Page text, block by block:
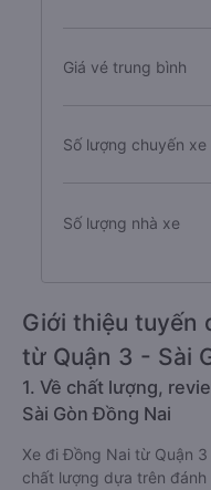
Giá vé trung bình
Số lượng chuyến xe
Số lượng nhà xe
Giới thiệu tuyến
từ Quận 3 - Sài
1. Về chất lượng,
Sài Gòn Đồng Nai
Xe đi Đồng Nai từ Quận
chất lượng dựa trên